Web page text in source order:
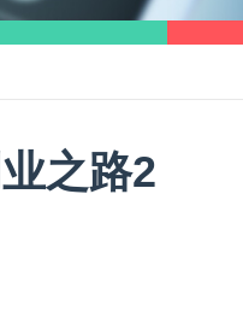
之路2